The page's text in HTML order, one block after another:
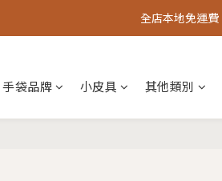
全店本地免運費
手袋品牌 小皮具 其他類別